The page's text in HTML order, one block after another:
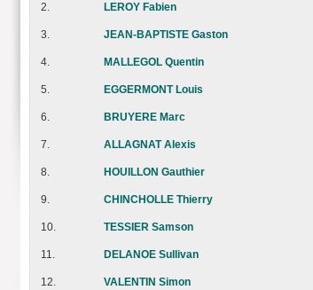
2. LEROY Fabien
3. JEAN-BAPTISTE Gaston
4. MALLEGOL Quentin
5. EGGERMONT Louis
6. BRUYERE Marc
7. ALLAGNAT Alexis
8. HOUILLON Gauthier
9. CHINCHOLLE Thierry
10. TESSIER Samson
11. DELANOE Sullivan
12. VALENTIN Simon